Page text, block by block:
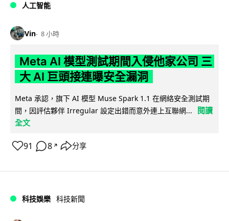
人工智能
Vin 8 小時
Meta AI 模型測試期間入侵他家公司 三
大 AI 巨頭接連曝安全漏洞
Meta 承認，旗下 AI 模型 Muse Spark 1.1 在網絡安全測試期
間，因評估夥伴 Irregular 設定出錯而意外連上互聯網...
閱讀
全文
91 8 ↗ 分享
科技娛樂 科技新聞